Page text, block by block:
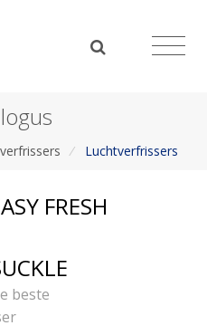
/ Luchtverfrissers
FRESH
beste